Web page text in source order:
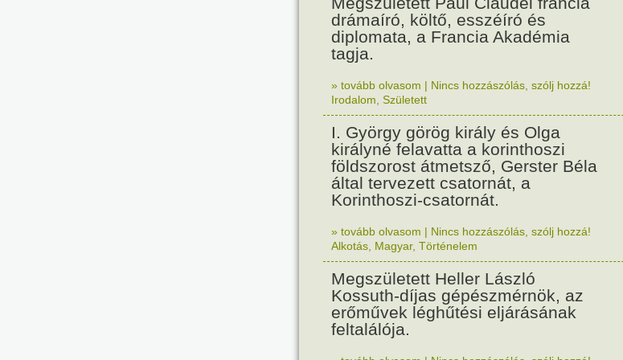
drámaíró, költő, esszéíró és
diplomata, a Francia Akadémia
tagja.
» tovább olvasom | Nincs hozzászólás, szólj hozzá!
Irodalom Született
I. György görög király és Olga
királyné felavatta a korinthoszi
földszorost átmetsző, Gerster Béla
által tervezett csatornát, a
Korinthoszi-csatornát.
» tovább olvasom | Nincs hozzászólás, szólj hozzá!
Alkotás Magyar, Történelem
Megszületett Heller László
Kossuth-díjas gépészmérnök, az
erőművek léghűtési eljárásának
feltalálója.